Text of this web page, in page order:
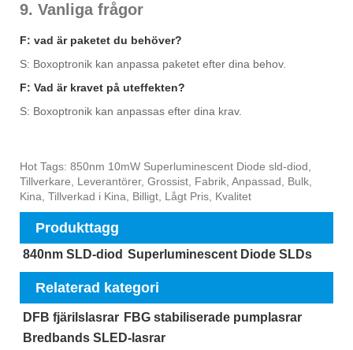
9. Vanliga frågor
F: vad är paketet du behöver?
S: Boxoptronik kan anpassa paketet efter dina behov.
F: Vad är kravet på uteffekten?
S: Boxoptronik kan anpassas efter dina krav.
Hot Tags: 850nm 10mW Superluminescent Diode sld-diod,
Tillverkare, Leverantörer, Grossist, Fabrik, Anpassad, Bulk,
Kina, Tillverkad i Kina, Billigt, Lågt Pris, Kvalitet
Produkttagg
840nm SLD-diod Superluminescent Diode SLDs
Relaterad kategori
DFB fjärilslasrar FBG stabiliserade pumplasrar
Bredbands SLED-lasrar